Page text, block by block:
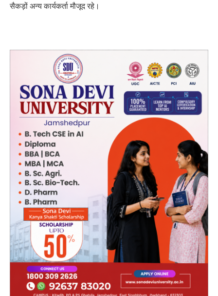
सैकड़ों अन्य कार्यकर्ता मौजूद रहे।